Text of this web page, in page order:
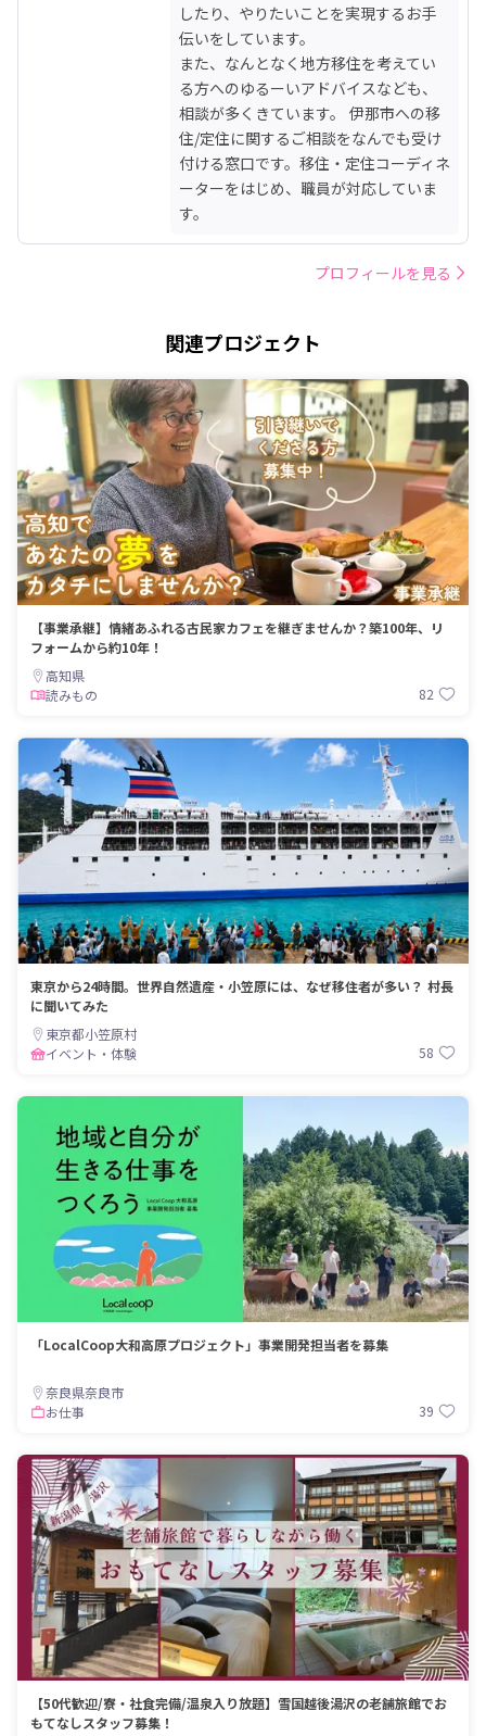
したり、やりたいことを実現するお手
伝いをしています。
また、なんとなく地方移住を考えてい
る方へのゆるーいアドバイスなども、
相談が多くきています。 伊那市への移
住/定住に関するご相談をなんでも受け
付ける窓口です。移住・定住コーディネ
ーターをはじめ、職員が対応していま
す。
プロフィールを見る
関連プロジェクト
【事業承継】情緒あふれる古民家カフェを継ぎませんか？築100年、リ
フォームから約10年！
高知県
読みもの
82
東京から24時間。世界自然遺産・小笠原には、なぜ移住者が多い？ 村長
に聞いてみた
東京都小笠原村
イベント・体験
58
「LocalCoop大和高原プロジェクト」事業開発担当者を募集
奈良県奈良市
お仕事
39
【50代歓迎/寮・社食完備/温泉入り放題】雪国越後湯沢の老舗旅館でお
もてなしスタッフ募集！